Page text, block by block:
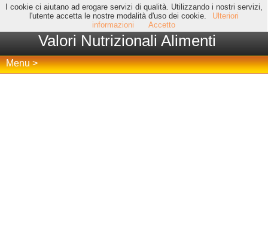
I cookie ci aiutano ad erogare servizi di qualità. Utilizzando i nostri servizi,
l'utente accetta le nostre modalità d'uso dei cookie.
Ulteriori
informazioni
Accetto
Valori Nutrizionali Alimenti
Menu >